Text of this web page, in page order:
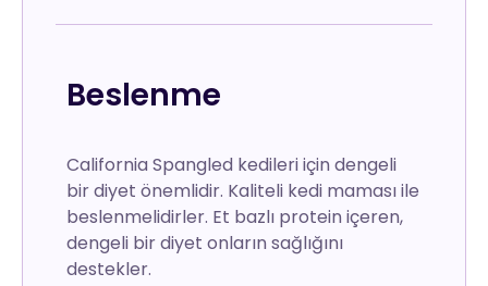
Beslenme
California Spangled kedileri için dengeli
bir diyet önemlidir. Kaliteli kedi maması ile
beslenmelidirler. Et bazlı protein içeren,
dengeli bir diyet onların sağlığını
destekler.